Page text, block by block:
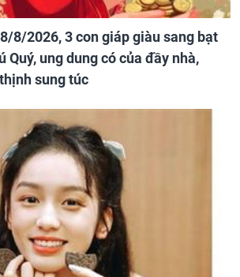
8/2026, 3 con giáp giàu sang bạt
Quý, ung dung có của đầy nhà,
sung túc